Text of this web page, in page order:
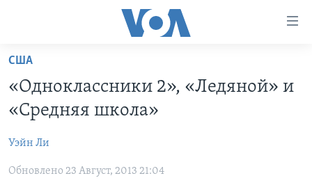
Перейти
основной
контент
Перейти
навигации
ПРОГРАММЫ
НОВОСТИ ЗА МИНУТУ
ИТОГИ
ПРОЕКТЫ
УЧИМ АНГЛИЙСКИЙ
НАША АМЕРИКАНСКАЯ ИСТОРИЯ
ЭКСПЕРТИЗА
ИНТЕРВЬЮ
США
«Одноклассники 2», «Ледяной» и
«Средняя школа»
Уэйн Ли
Обновлено 23 Август, 2013 21:04